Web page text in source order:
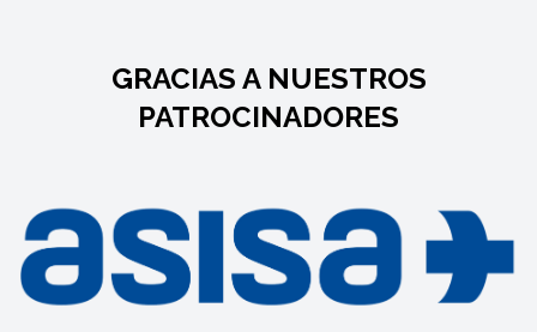
GRACIAS A NUESTROS
PATROCINADORES